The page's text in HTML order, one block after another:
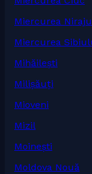
Miercurea
Miercurea
Mihăilești
Milișăuți
Mioveni
Mizil
Moinești
Moldova Nouă